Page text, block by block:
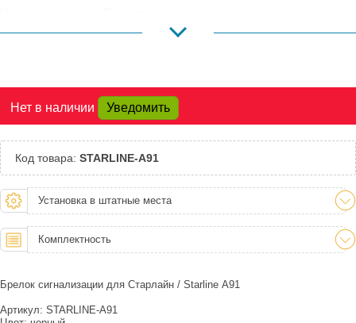
Краснодар:
Под заказ
Самара:
Тверь:
Тюмень:
Под заказ
Челябинск:
Под заказ
Нет в наличии Уведомить
Код товара: STARLINE-A91
Установка в штатные места
Комплектность
Брелок сигнализации для Старлайн / Starline А91
Артикул: STARLINE-A91